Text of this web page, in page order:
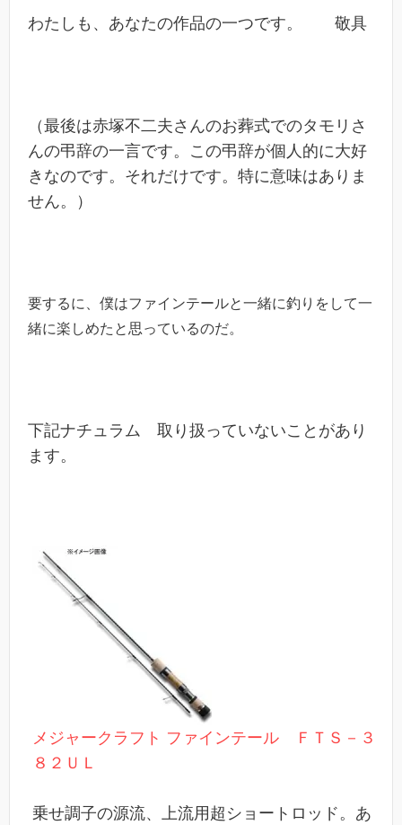
わたしも、あなたの作品の一つです。 敬具
（最後は赤塚不二夫さんのお葬式でのタモリさ
んの弔辞の一言です。この弔辞が個人的に大好
きなのです。それだけです。特に意味はありま
せん。）
要するに、僕はファインテールと一緒に釣りをして一
緒に楽しめたと思っているのだ。
下記ナチュラム 取り扱っていないことがあり
ます。
メジャークラフト ファインテール ＦＴＳ－３
８２ＵＬ
乗せ調子の源流、上流用超ショートロッド。あ